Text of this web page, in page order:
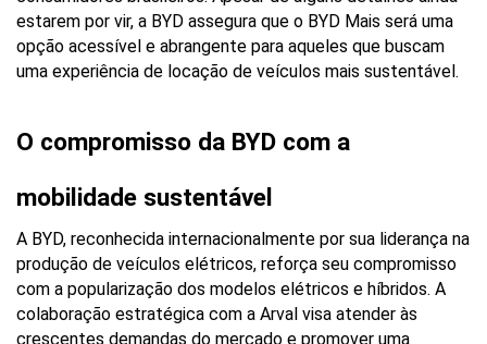
estarem por vir, a BYD assegura que o BYD Mais será uma
opção acessível e abrangente para aqueles que buscam
uma experiência de locação de veículos mais sustentável.
O compromisso da BYD com a
mobilidade sustentável
A BYD, reconhecida internacionalmente por sua liderança na
produção de veículos elétricos, reforça seu compromisso
com a popularização dos modelos elétricos e híbridos. A
colaboração estratégica com a Arval visa atender às
crescentes demandas do mercado e promover uma